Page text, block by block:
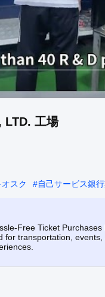
LTD. 工場
スク #自己サービス銀
Free Ticket
for transportation,